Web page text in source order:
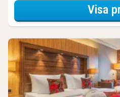
Visa